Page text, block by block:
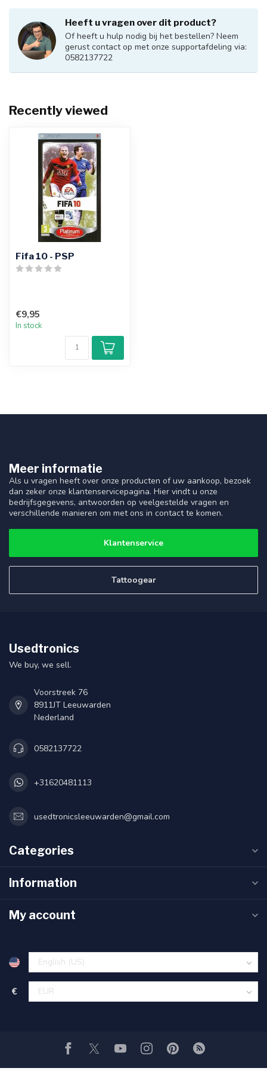
Heeft u vragen over dit product?
Of heeft u hulp nodig bij het bestellen? Neem
gerust contact op met onze supportafdeling via:
0582137722
Recently viewed
Fifa 10 - PSP
€9,95
In stock
Meer informatie
Als u vragen heeft over onze producten of uw aankoop, bezoek
dan zeker onze klantenservicepagina. Hier vindt u onze
bedrijfsgegevens, antwoorden op veelgestelde vragen en
verschillende manieren om met ons in contact te komen.
Klantenservice
Tattoogear
Usedtronics
We buy, we sell.
Voorstreek 76
8911JT Leeuwarden
Nederland
0582137722
+31620481113
usedtronicsleeuwarden@gmail.com
Categories
Information
My account
€